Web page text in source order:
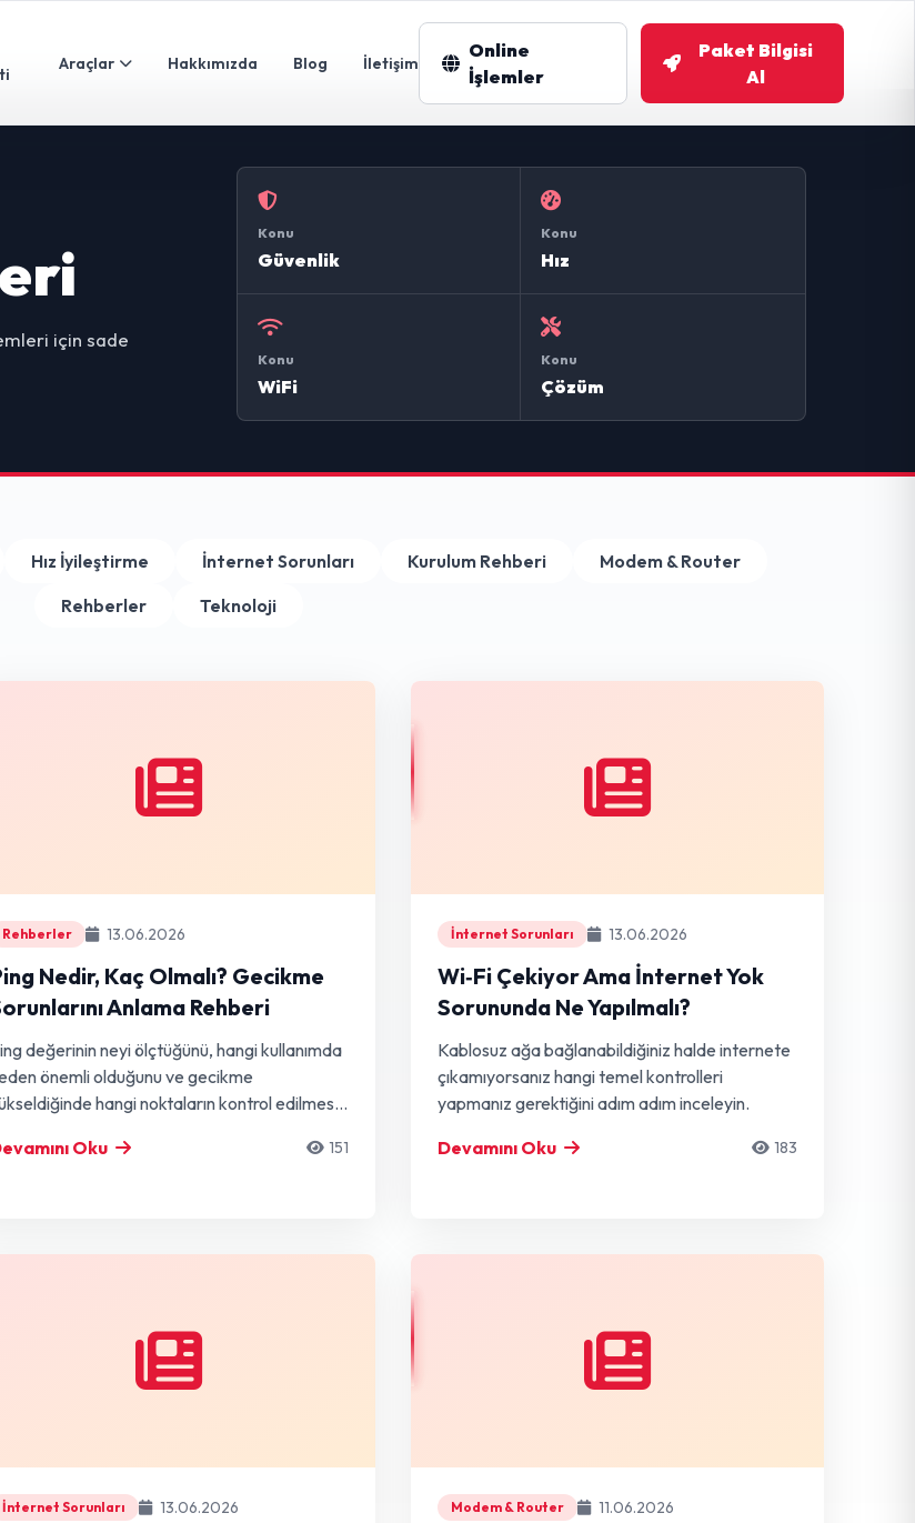
Araçlar Hakkımızda Blog İletişim
Online
İşlemler
Paket Bilgisi
Al
için sade
Konu
Güvenlik
Konu
Hız
Konu
WiFi
Konu
Çözüm
Hız İyileştirme İnternet Sorunları Kurulum Rehberi
Modem & Router
Rehberler
Teknoloji
Rehberler 13.06.2026
Nedir, Kaç Olmalı? Gecikme
Anlama Rehberi
değerinin neyi ölçtüğünü, hangi kullanımda
önemli olduğunu ve gecikme
hangi noktaların kontrol edilmesi
Oku
151
İnternet Sorunları 13.06.2026
Wi‑Fi Çekiyor Ama İnternet Yok
Sorununda Ne Yapılmalı?
Kablosuz ağa bağlanabildiğiniz halde internete
çıkamıyorsanız hangi temel kontrolleri
yapmanız gerektiğini adım adım inceleyin.
Devamını Oku
183
İnternet Sorunları 13.06.2026 Modem & Router 11.06.2026